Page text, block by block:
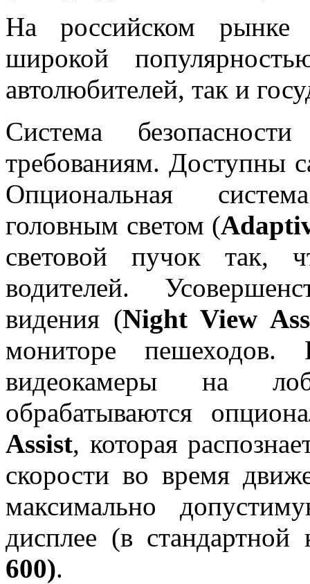
На российском
широкой
автолюбителей, так и
Система
требованиям. Доступны
Опциональная
головным светом (
световой пучок так,
водителей.
видения (Night View
мониторе пешеходов.
видеокамеры на
обрабатываются
Assist, которая
скорости во время
максимально
дисплее (в стандартной
600).